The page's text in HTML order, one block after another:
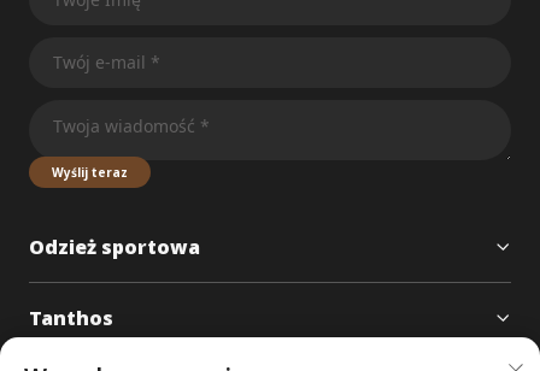
Wyślij teraz
Odzież sportowa
Tanthos